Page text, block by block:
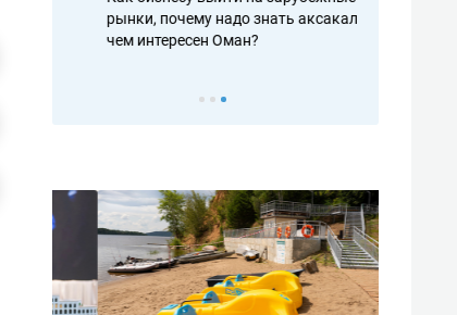
рынки, почему надо знать аксакалов и
чем интересен Оман?